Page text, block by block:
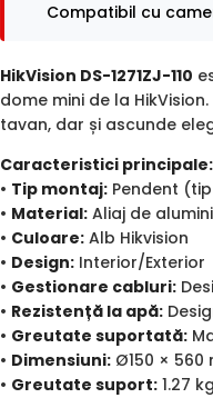
Compatibil cu
HikVision DS-1271ZJ-110
dome mini de la
tavan, dar și ascunde
Caracteristici principale:
• Tip montaj: Pendent
• Material: Aliaj de
• Culoare: Alb Hikvision
• Design: Interior/Exterior
• Gestionare cabluri:
• Rezistență la apă:
• Greutate suportată:
• Dimensiuni: Ø150 × 560
• Greutate suport: 1.27 kg